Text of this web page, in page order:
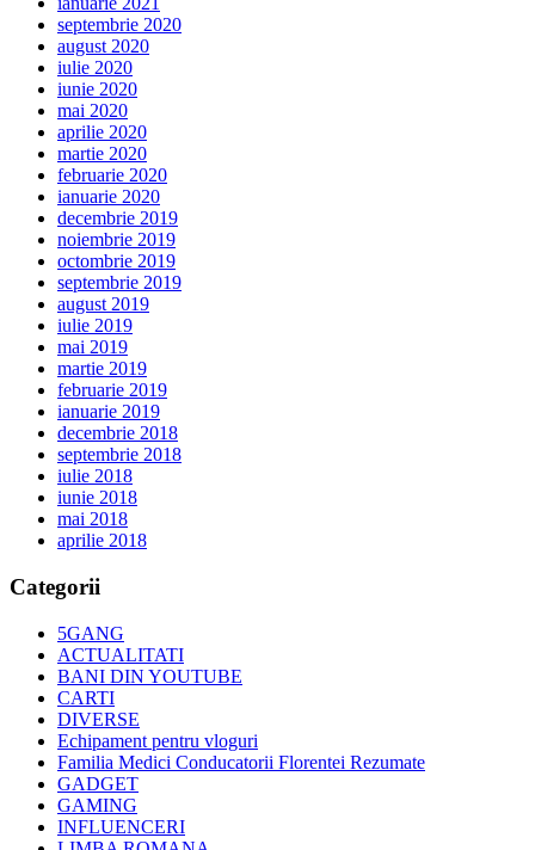
septembrie 2020
august 2020
iulie 2020
iunie 2020
mai 2020
aprilie 2020
martie 2020
februarie 2020
ianuarie 2020
decembrie 2019
noiembrie 2019
octombrie 2019
septembrie 2019
august 2019
iulie 2019
mai 2019
martie 2019
februarie 2019
ianuarie 2019
decembrie 2018
septembrie 2018
iulie 2018
iunie 2018
mai 2018
aprilie 2018
Categorii
5GANG
ACTUALITATI
BANI DIN YOUTUBE
CARTI
DIVERSE
Echipament pentru vloguri
Familia Medici Conducatorii Florentei Rezumate
GADGET
GAMING
INFLUENCERI